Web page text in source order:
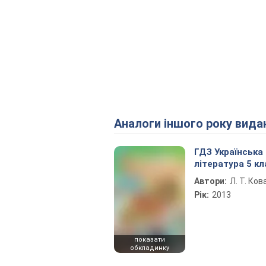
Аналоги іншого року
показати
обкладинку
ГДЗ Українська
література 5
Автори: Л. Т.
Рік: 2013